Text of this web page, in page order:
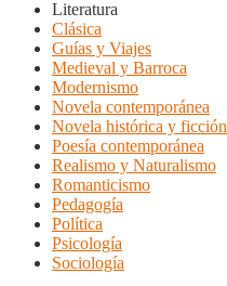
Literatura
Clásica
Guías y Viajes
Medieval y Barroca
Modernismo
Novela contemporánea
Novela histórica y ficción
Poesía contemporánea
Realismo y Naturalismo
Romanticismo
Pedagogía
Política
Psicología
Sociología